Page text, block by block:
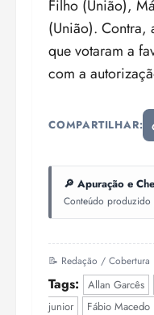
Filho (União),
(União). Contra,
que votaram a
com a
COMPARTILHAR:
🔎 Apuração e
Conteúdo produzido
📝 Redação / Cobertura
Tags: Allan Garcês
junior
Fábio Macedo